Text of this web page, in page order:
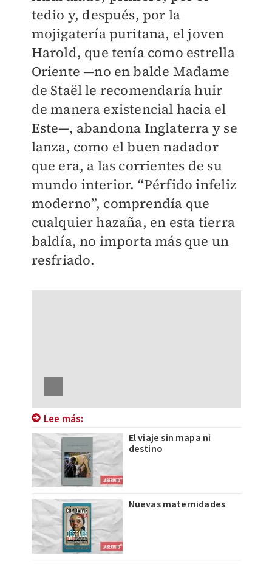
tedio y, después, por la
mojigatería puritana, el joven
Harold, que tenía como estrella
Oriente —no en balde Madame
de Staël le recomendaría huir
de manera existencial hacia el
Este—, abandona Inglaterra y se
lanza, como el buen nadador
que era, a las corrientes de su
mundo interior. “Pérfido infeliz
moderno”, comprendía que
cualquier hazaña, en esta tierra
baldía, no importa más que un
resfriado.
Lee más:
El viaje sin mapa ni
destino
Nuevas maternidades